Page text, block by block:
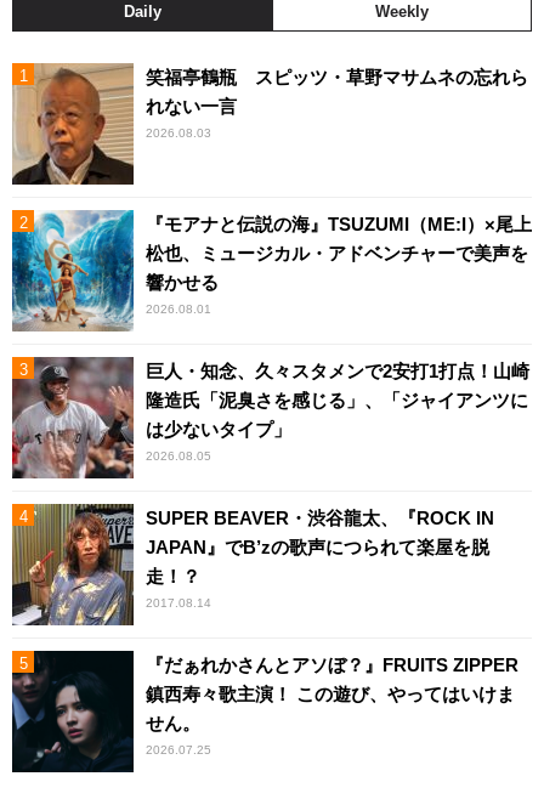
Daily Weekly
笑福亭鶴瓶 スピッツ・草野マサムネの忘れら
れない一言
2026.08.03
『モアナと伝説の海』TSUZUMI（ME:I）×尾上
松也、ミュージカル・アドベンチャーで美声を
響かせる
2026.08.01
巨人・知念、久々スタメンで2安打1打点！山崎
隆造氏「泥臭さを感じる」、「ジャイアンツに
は少ないタイプ」
2026.08.05
SUPER BEAVER・渋谷龍太、『ROCK IN
JAPAN』でB’zの歌声につられて楽屋を脱
走！？
2017.08.14
『だぁれかさんとアソぼ？』FRUITS ZIPPER
鎮西寿々歌主演！ この遊び、やってはいけま
せん。
2026.07.25